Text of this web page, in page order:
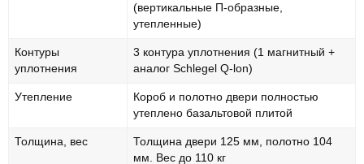
(вертикальные П-образные,
утепленные)
Контуры
уплотнения
3 контура уплотнения (1 магнитный +
аналог Schlegel Q-lon)
Утепление
Короб и полотно двери полностью
утеплено базальтовой плитой
Толщина, вес
Толщина двери 125 мм, полотно 104
мм. Вес до 110 кг